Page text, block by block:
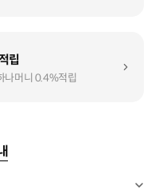
립
나머니 0.4%적립